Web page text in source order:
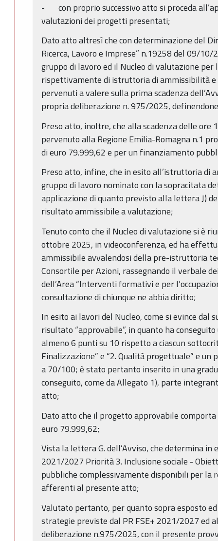
- con proprio successivo atto si proceda
valutazioni dei progetti presentati;
Dato atto altresì che con determinazione del
Ricerca, Lavoro e Imprese” n.19258 del 09/
gruppo di lavoro ed il Nucleo di valutazione
rispettivamente di istruttoria di ammissibilità
pervenuti a valere sulla prima scadenza
propria deliberazione n. 975/2025,
Preso atto, inoltre, che alla scadenza delle ore
pervenuto alla Regione Emilia-Romagna n.1
di euro 79.999,62 e per un finanziamento
Preso atto, infine, che in esito all’istruttoria di
gruppo di lavoro nominato con la sopracitata
applicazione di quanto previsto alla lettera J)
risultato ammissibile a valutazione;
Tenuto conto che il Nucleo di valutazione si è
ottobre 2025, in videoconferenza, ed ha
ammissibile avvalendosi della pre-istruttoria
Consortile per Azioni, rassegnando il verbale
dell’Area “Interventi formativi e per
consultazione di chiunque ne abbia diritto;
In esito ai lavori del Nucleo, come si evince dal
risultato “approvabile”, in quanto ha
almeno 6 punti su 10 rispetto a ciascun
Finalizzazione” e “2. Qualità progettuale” e
a 70/100; è stato pertanto inserito in una
conseguito, come da Allegato 1), parte
atto;
Dato atto che il progetto approvabile
euro 79.999,62;
Vista la lettera G. dell’Avviso, che determina in
2021/2027 Priorità 3. Inclusione sociale -
pubbliche complessivamente disponibili per la
afferenti al presente atto;
Valutato pertanto, per quanto sopra esposto
strategie previste dal PR FSE+ 2021/2027 ed
deliberazione n.975/2025, con il presente